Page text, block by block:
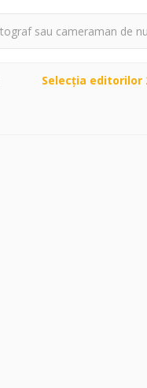
Selecţia editorilor